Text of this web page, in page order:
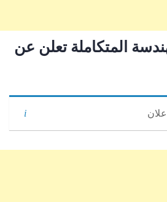
المتكاملة تعلن عن